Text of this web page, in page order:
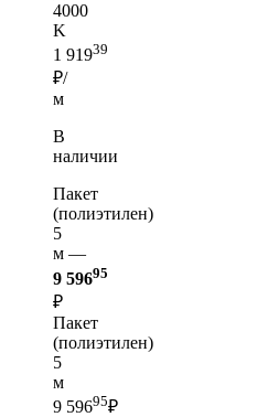
4000
K
1 91939
₽/
м
В
наличии
Пакет
(полиэтилен)
5
м —
9 59695
₽
Пакет
(полиэтилен)
5
м
9 59695₽